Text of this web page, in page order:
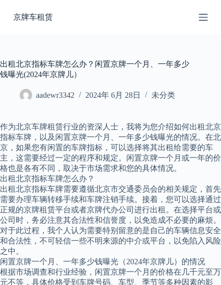
过
京牌车租赁
出租北京指标车牌怎么办？闲置京牌一个月、一年多少
钱曝光(2024年京牌儿）
aadewr3342 2024年 6月 28日 未分类
作为北京车牌租赁行业的资深人士，我将为您介绍如何出租北京
指标车牌，以及闲置京牌一个月、一年多少钱曝光的情况。在北
京，如果您有闲置的车牌指标，可以选择将其出租给需要的车
主，这需要经过一定的程序和规定。闲置京牌一个月或一年的价
格也是各有不同，取决于市场需求和您的具体情况。
出租北京指标车牌怎么办？
出租北京指标车牌需要遵循北京市交通委员会的相关规定，首先
需要办理车辆转移手续和车牌注销手续。接着，您可以选择通过
正规的京牌租赁平台或者京牌代办公司进行出租。在选择平台或
公司时，务必注意其合法性和信誉度，以免造成不必要的麻烦。
对于此过程，我个人认为需要特别留意的是自己的车辆信息安全
和合法性，不可轻信一些不明来源的中介或平台，以免陷入风险
之中。
闲置京牌一个月、一年多少钱曝光（2024年京牌儿）的情况
根据市场调查和行业经验，闲置京牌一个月的价格在几千元至万
元不等，具体价格受到车牌号码、车型、季节等多种因素的影